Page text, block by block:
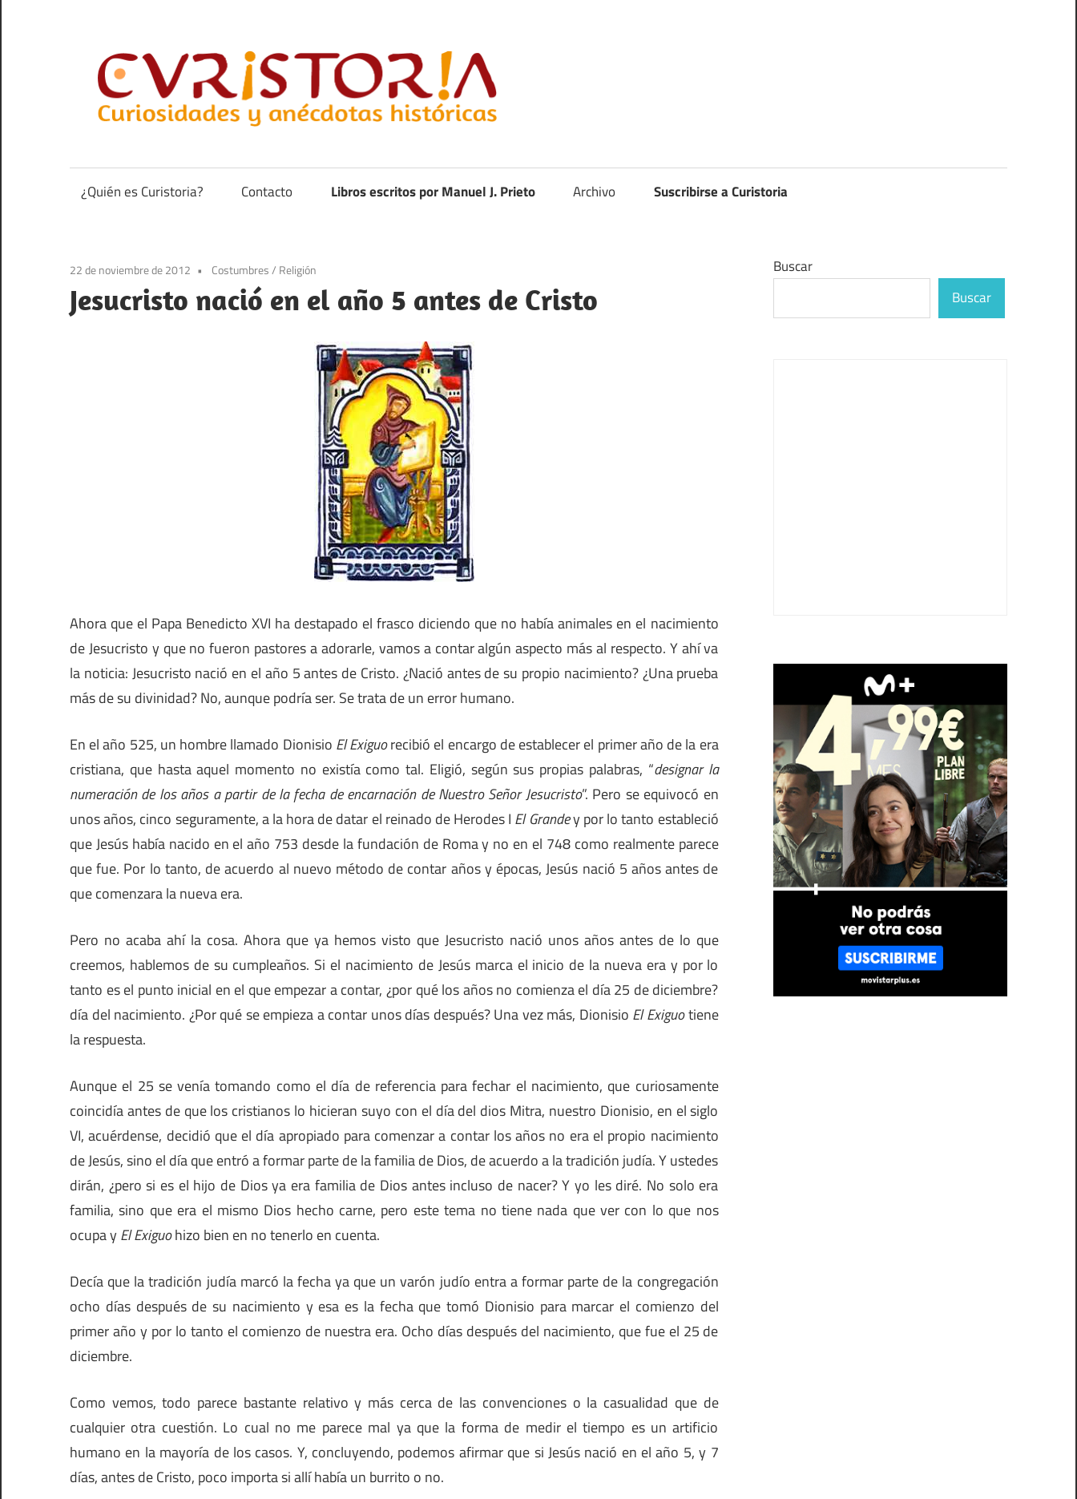
contenido
anécdotas
de
¿Quién es Curistoria? Contacto Libros escritos por Manuel J. Prieto Archivo Suscribirse a Curistoria
22 de noviembre de 2012 Costumbres/ Religión
Jesucristo nació en el año 5 antes de Cristo
Ahora que el Papa Benedicto XVI ha destapado el frasco diciendo que no había animales en el nacimiento
de Jesucristo y que no fueron pastores a adorarle, vamos a contar algún aspecto más al respecto. Y ahí va
la noticia: Jesucristo nació en el año 5 antes de Cristo. ¿Nació antes de su propio nacimiento? ¿Una prueba
más de su divinidad? No, aunque podría ser. Se trata de un error humano.
En el año 525, un hombre llamado Dionisio El Exiguorecibió el encargo de establecer el primer año de la era
cristiana, que hasta aquel momento no existía como tal. Eligió, según sus propias palabras, “designar la
numeración de los años a partir de la fecha de encarnación de Nuestro Señor Jesucristo”. Pero se equivocó en
unos años, cinco seguramente, a la hora de datar el reinado de Herodes I El Grandey por lo tanto estableció
que Jesús había nacido en el año 753 desde la fundación de Roma y no en el 748 como realmente parece
que fue. Por lo tanto, de acuerdo al nuevo método de contar años y épocas, Jesús nació 5 años antes de
que comenzara la nueva era.
Pero no acaba ahí la cosa. Ahora que ya hemos visto que Jesucristo nació unos años antes de lo que
creemos, hablemos de su cumpleaños. Si el nacimiento de Jesús marca el inicio de la nueva era y por lo
tanto es el punto inicial en el que empezar a contar, ¿por qué los años no comienza el día 25 de diciembre?
día del nacimiento. ¿Por qué se empieza a contar unos días después? Una vez más, Dionisio El Exiguotiene
la respuesta.
Aunque el 25 se venía tomando como el día de referencia para fechar el nacimiento, que curiosamente
coincidía antes de que los cristianos lo hicieran suyo con el día del dios Mitra, nuestro Dionisio, en el siglo
VI, acuérdense, decidió que el día apropiado para comenzar a contar los años no era el propio nacimiento
de Jesús, sino el día que entró a formar parte de la familia de Dios, de acuerdo a la tradición judía. Y ustedes
dirán, ¿pero si es el hijo de Dios ya era familia de Dios antes incluso de nacer? Y yo les diré. No solo era
familia, sino que era el mismo Dios hecho carne, pero este tema no tiene nada que ver con lo que nos
ocupa yEl Exiguohizo bien en no tenerlo en cuenta.
Decía que la tradición judía marcó la fecha ya que un varón judío entra a formar parte de la congregación
ocho días después de su nacimiento y esa es la fecha que tomó Dionisio para marcar el comienzo del
primer año y por lo tanto el comienzo de nuestra era. Ocho días después del nacimiento, que fue el 25 de
diciembre.
Como vemos, todo parece bastante relativo y más cerca de las convenciones o la casualidad que de
cualquier otra cuestión. Lo cual no me parece mal ya que la forma de medir el tiempo es un artificio
humano en la mayoría de los casos. Y, concluyendo, podemos afirmar que si Jesús nació en el año 5, y 7
días, antes de Cristo, poco importa si allí había un burrito o no.
Buscar
Buscar